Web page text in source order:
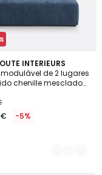
INTERIEURS
de 2 lugares
chenille mesclado
-5%